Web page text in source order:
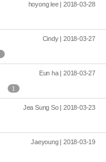
hoyong lee | 2018-03-28
Cindy | 2018-03-27
Eun ha | 2018-03-27
1
Jea Sung So | 2018-03-23
Jaeyoung | 2018-03-19